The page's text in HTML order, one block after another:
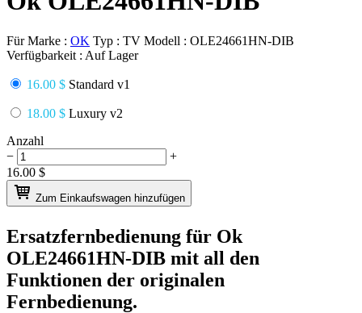
Für Marke : OK Typ : TV Modell : OLE24661HN-DIB
Verfügbarkeit : Auf Lager
16.00 $ Standard v1
18.00 $ Luxury v2
Anzahl
−
+
16.00 $
Zum Einkaufswagen hinzufügen
Ersatzfernbedienung für Ok
OLE24661HN-DIB mit all den
Funktionen der originalen
Fernbedienung.